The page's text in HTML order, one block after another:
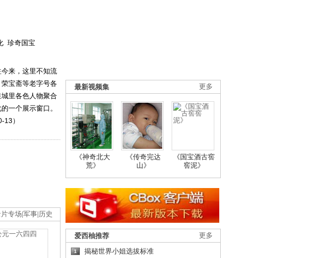
珍奇国宝
来，这里不知流
宝斋等老字号各
里各色人物聚合
一个展示窗口。
）
专场 军事 历史
更多
最新视频集
《神奇北大
荒》
《传奇完达
山》
《国宝酒古窖
窖泥》
更多
爱西柚推荐
1 揭秘世界小姐选拔标准